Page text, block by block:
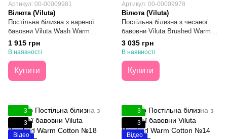
Артикул: 00-00009981
Вілюта (Viluta)
Постільна білизна з вареної
бавовни Viluta Wash Warm
Cotton №09 Двоспальна
1 915 грн
В наявності
Купити
Артикул: 00-00009978
Вілюта (Viluta)
Постільна білизна з чесаної
бавовни Viluta Brushed Warm
Cotton №19 Євро
3 035 грн
В наявності
Купити
3
3
Відео
3
3
Відео